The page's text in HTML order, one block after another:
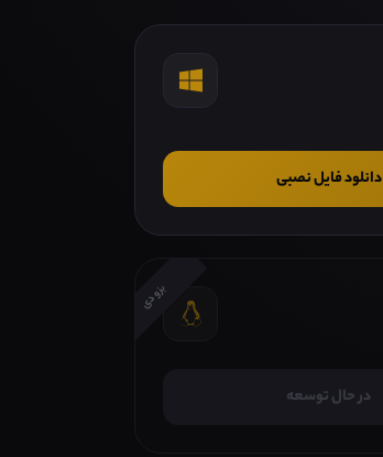
دانلود فایل نصبی
بزودی
در حال توسعه